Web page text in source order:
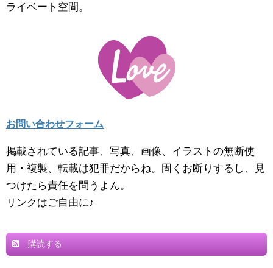
ライベート空間。
お問い合わせフォーム
掲載されている記事、写真、画像、イラストの無断使
用・複製、転載は犯罪だからね。固くお断りするし、見
つけたら責任を問うよん。
リンクはご自由に♪
購読する